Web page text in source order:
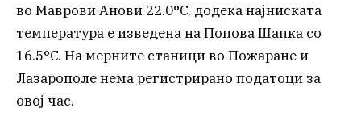
во Маврови Анови 22.0°C, додека најниската
температура е изведена на Попова Шапка со
16.5°C. На мерните станици во Пожаране и
Лазарополе нема регистрирано податоци за
овој час.